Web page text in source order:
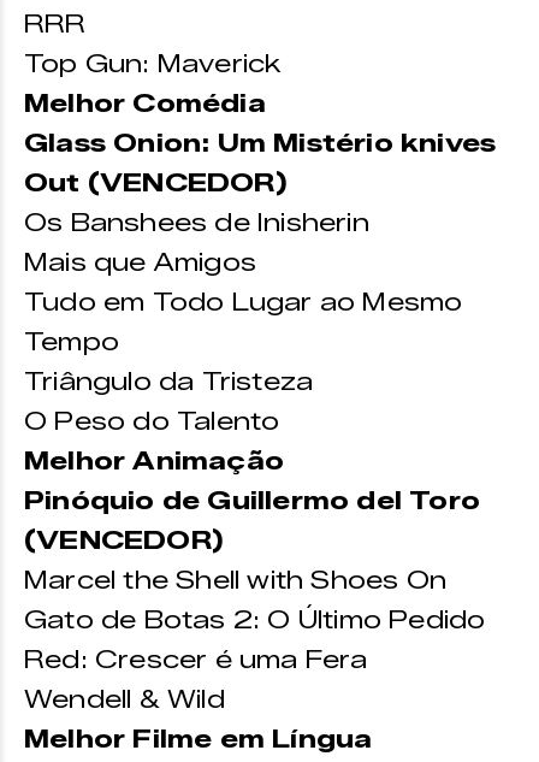
RRR
Top Gun: Maverick
Melhor Comédia
Glass Onion: Um Mistério knives
Out (VENCEDOR)
Os Banshees de Inisherin
Mais que Amigos
Tudo em Todo Lugar ao Mesmo
Tempo
Triângulo da Tristeza
O Peso do Talento
Melhor Animação
Pinóquio de Guillermo del Toro
(VENCEDOR)
Marcel the Shell with Shoes On
Gato de Botas 2: O Último Pedido
Red: Crescer é uma Fera
Wendell & Wild
Melhor Filme em Língua